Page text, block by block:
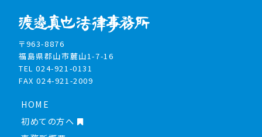
〒963-8876
福島県郡山市麓山1-7-16
TEL 024-921-0131
FAX 024-921-2009
HOME
初めての方へ